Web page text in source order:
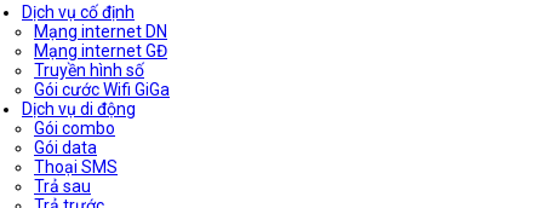
Dịch vụ cố định
Mạng internet DN
Mạng internet GĐ
Truyền hình số
Gói cước Wifi GiGa
Dịch vụ di động
Gói combo
Gói data
Thoại SMS
Trả sau